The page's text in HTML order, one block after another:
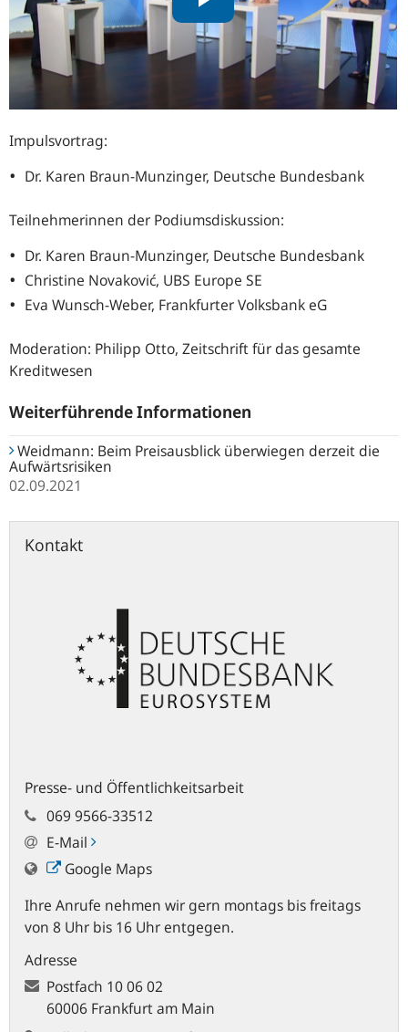
Impulsvortrag:
Dr. Karen Braun-Munzinger, Deutsche Bundesbank
Teilnehmerinnen der Podiumsdiskussion:
Dr. Karen Braun-Munzinger, Deutsche Bundesbank
Christine Novaković, UBS Europe SE
Eva Wunsch-Weber, Frankfurter Volksbank eG
Moderation: Philipp Otto, Zeitschrift für das gesamte
Kreditwesen
Weiterführende Informationen
Weidmann: Beim Preisausblick überwiegen derzeit die
Aufwärtsrisiken
02.09.2021
Kontakt
Presse- und Öffentlichkeitsarbeit
069 9566-33512
E-Mail
Google Maps
Ihre Anrufe nehmen wir gern montags bis freitags
von 8 Uhr bis 16 Uhr entgegen.
Adresse
Postfach 10 06 02
60006 Frankfurt am Main